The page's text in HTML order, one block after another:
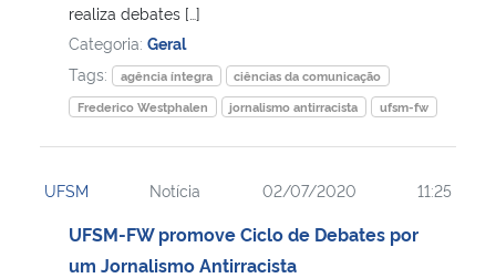
realiza debates […]
Categoria: Geral
Tags:
agência íntegra
ciências da comunicação
Frederico Westphalen
jornalismo antirracista ufsm-fw
UFSM Notícia 02/07/2020 11:25
UFSM-FW promove Ciclo de Debates por
um Jornalismo Antirracista